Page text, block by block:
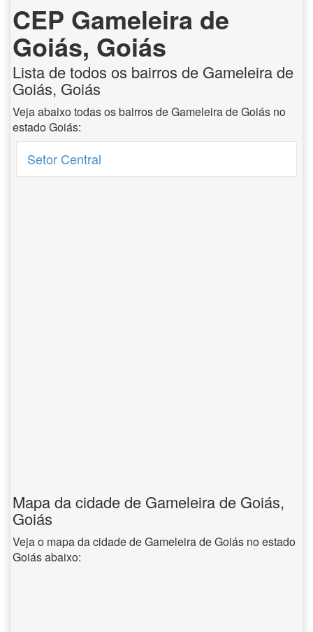
CEP Gameleira de
Goiás, Goiás
Lista de todos os bairros de Gameleira de
Goiás, Goiás
Veja abaixo todas os bairros de Gameleira de Goiás no
estado Goiás:
Setor Central
Mapa da cidade de Gameleira de Goiás,
Goiás
Veja o mapa da cidade de Gameleira de Goiás no estado
Goiás abaixo: